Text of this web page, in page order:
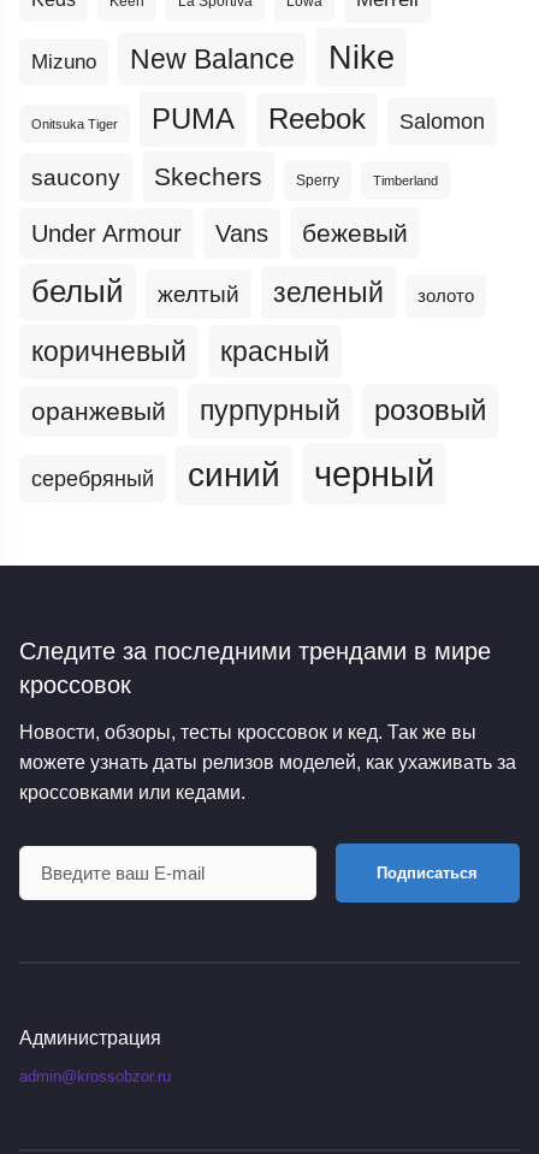
Mizuno New Balance Nike
Onitsuka Tiger PUMA Reebok Salomon
saucony Skechers Sperry Timberland
Under Armour Vans бежевый
белый желтый зеленый золото
коричневый красный
оранжевый пурпурный розовый
серебряный синий черный
Следите за последними трендами в мире
кроссовок
Новости, обзоры, тесты кроссовок и кед. Так же вы
можете узнать даты релизов моделей, как ухаживать за
кроссовками или кедами.
Подписаться
Администрация
admin@krossobzor.ru